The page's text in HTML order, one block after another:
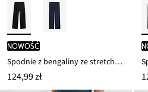
nowość
Spodnie z bengaliny ze stretchem, z zakładką
124,99 zł